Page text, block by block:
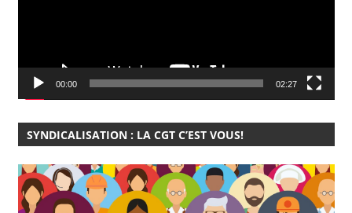
00:00 02:27
SYNDICALISATION : LA CGT C’EST VOUS!